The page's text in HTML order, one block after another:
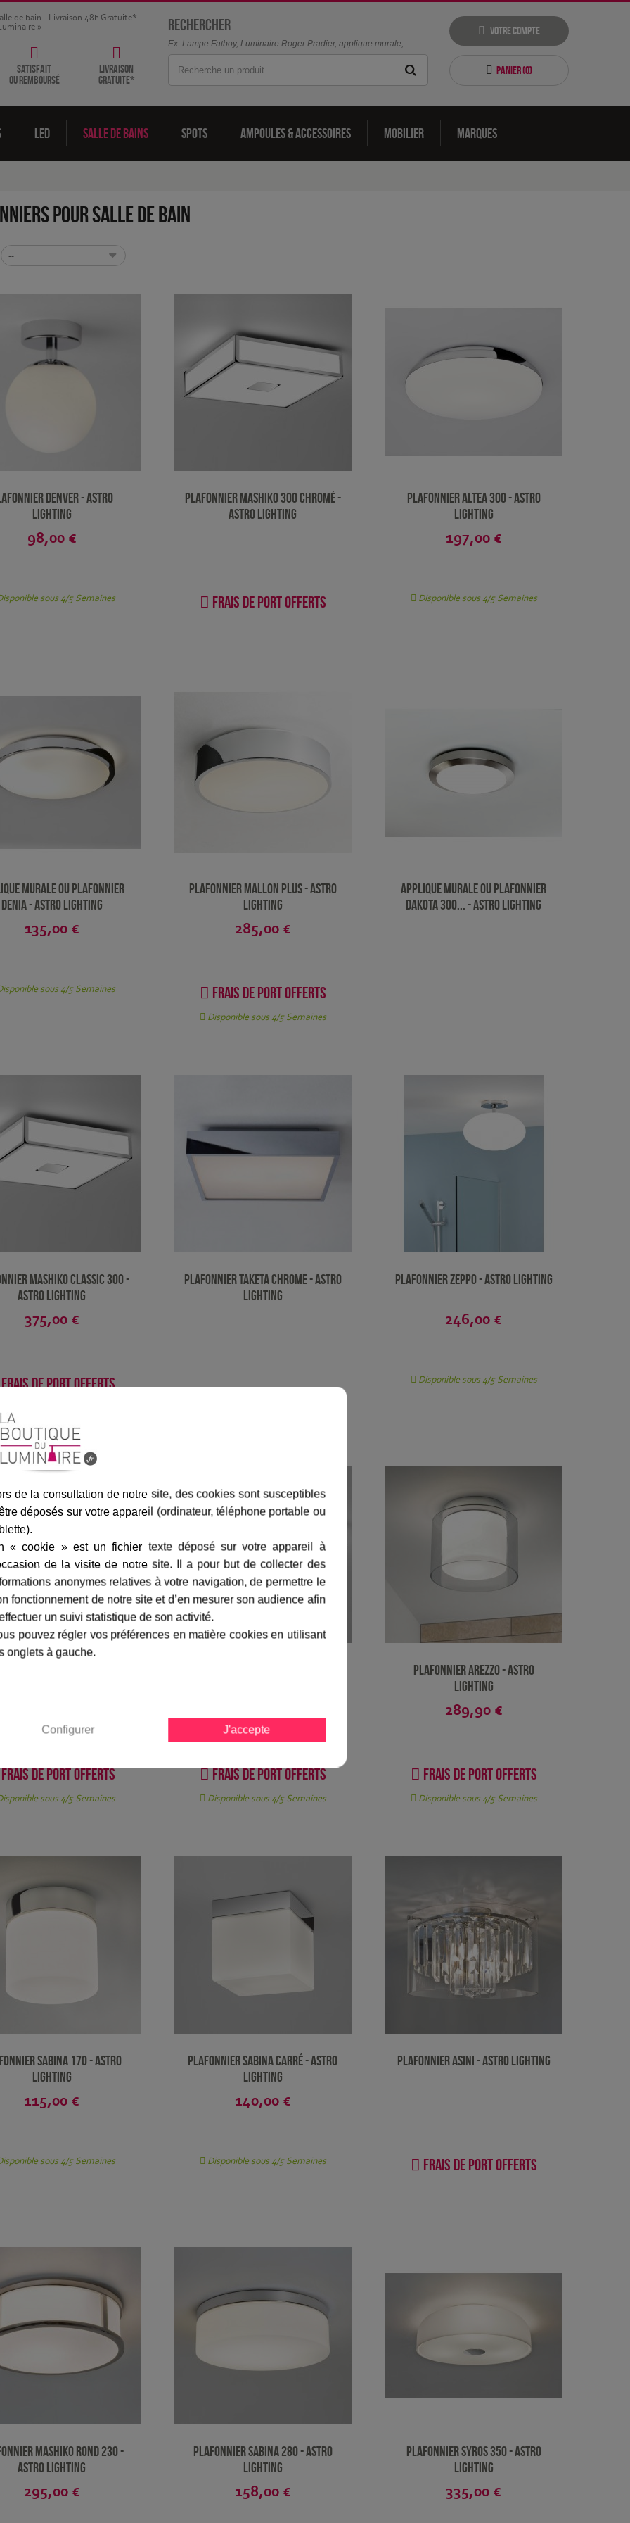
de bain - Livraison 48h Gratuite*
»
satisfait
ou remboursé
livraison
gratuite*
Rechercher
Ex. Lampe Fatboy, Luminaire Roger Pradier, applique murale, ...
Votre compte
Panier (0)
LED Salle de bains Spots Ampoules & accessoires Mobilier Marques
pour salle de bain
--
Denver - Astro
Lighting
98,00 €
sous 4/5 Semaines
Plafonnier Mashiko 300 chromé -
Astro Lighting
Frais de port offerts
Plafonnier Altea 300 - Astro
Lighting
197,00 €
Disponible sous 4/5 Semaines
murale ou plafonnier
Denia - Astro Lighting
135,00 €
sous 4/5 Semaines
Plafonnier Mallon plus - Astro
Lighting
285,00 €
Frais de port offerts
Disponible sous 4/5 Semaines
Applique murale ou plafonnier
Dakota 300... - Astro Lighting
Mashiko Classic 300 -
Astro Lighting
375,00 €
de port offerts
Plafonnier Taketa chrome - Astro
Lighting
Plafonnier Zeppo - Astro Lighting
246,00 €
Disponible sous 4/5 Semaines
de port offerts
sous 4/5 Semaines
Frais de port offerts
Disponible sous 4/5 Semaines
Plafonnier Arezzo - Astro
Lighting
289,90 €
Frais de port offerts
Disponible sous 4/5 Semaines
Sabina 170 - Astro
Lighting
115,00 €
sous 4/5 Semaines
Plafonnier Sabina carré - Astro
Lighting
140,00 €
Disponible sous 4/5 Semaines
Plafonnier Asini - Astro Lighting
Frais de port offerts
Mashiko rond 230 -
Astro Lighting
295,00 €
Plafonnier Sabina 280 - Astro
Lighting
158,00 €
Plafonnier Syros 350 - Astro
Lighting
335,00 €
de la consultation de notre site, des cookies sont susceptibles
déposés sur votre appareil (ordinateur, téléphone portable ou
« cookie » est un fichier texte déposé sur votre appareil à
de la visite de notre site. Il a pour but de collecter des
anonymes relatives à votre navigation, de permettre le
fonctionnement de notre site et d’en mesurer son audience afin
un suivi statistique de son activité.
pouvez régler vos préférences en matière cookies en utilisant
onglets à gauche.
Configurer J'accepte